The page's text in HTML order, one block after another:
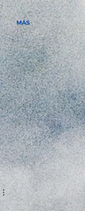
MÁS